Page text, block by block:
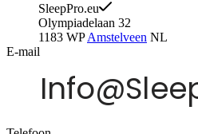
SleepPro.eu
Olympiadelaan 32
1183 WPAmstelveen NL
E-mail